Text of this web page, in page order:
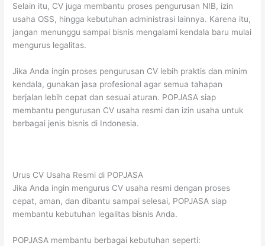
Selain itu, CV juga membantu proses pengurusan NIB, izin
usaha OSS, hingga kebutuhan administrasi lainnya. Karena itu,
jangan menunggu sampai bisnis mengalami kendala baru mulai
mengurus legalitas.
Jika Anda ingin proses pengurusan CV lebih praktis dan minim
kendala, gunakan jasa profesional agar semua tahapan
berjalan lebih cepat dan sesuai aturan. POPJASA siap
membantu pengurusan CV usaha resmi dan izin usaha untuk
berbagai jenis bisnis di Indonesia.
Urus CV Usaha Resmi di POPJASA
Jika Anda ingin mengurus CV usaha resmi dengan proses
cepat, aman, dan dibantu sampai selesai, POPJASA siap
membantu kebutuhan legalitas bisnis Anda.
POPJASA membantu berbagai kebutuhan seperti: